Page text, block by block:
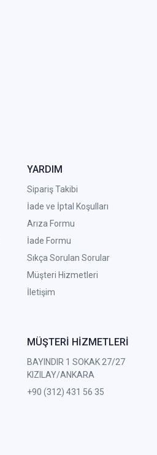
YARDIM
Sipariş Takibi
İade ve İptal Koşulları
Arıza Formu
İade Formu
Sıkça Sorulan Sorular
Müşteri Hizmetleri
İletişim
MÜŞTERİ HİZMETLERİ
BAYINDIR 1 SOKAK 27/27
KIZILAY/ANKARA
+90 (312) 431 56 35